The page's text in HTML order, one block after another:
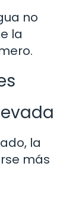
no
la
la
más